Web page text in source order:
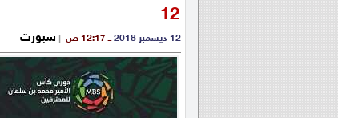
12
12 ديسمبر 2018 ــ 12:17 ص | سبورت